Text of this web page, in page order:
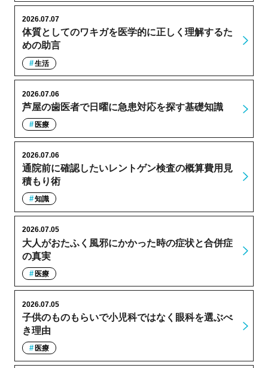
体質としてのワキガを医学的に正しく理解するた
めの助言
2026.07.07
生活
芦屋の歯医者で日曜に急患対応を探す基礎知識
2026.07.06
医療
通院前に確認したいレントゲン検査の概算費用見
積もり術
2026.07.06
知識
大人がおたふく風邪にかかった時の症状と合併症
の真実
2026.07.05
医療
子供のものもらいで小児科ではなく眼科を選ぶべ
き理由
2026.07.05
医療